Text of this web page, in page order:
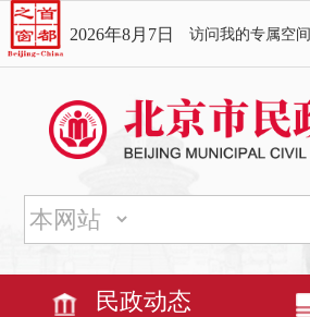
2026年8月7日 访问我的专属空间
民政动态